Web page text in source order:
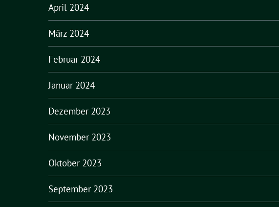
April 2024
März 2024
Februar 2024
Januar 2024
Dezember 2023
November 2023
Oktober 2023
September 2023